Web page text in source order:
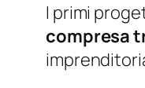
I primi
compresa